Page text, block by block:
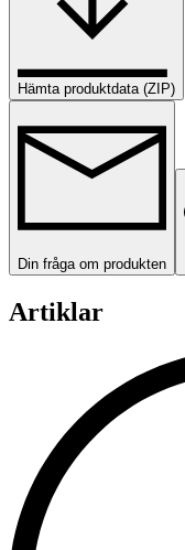
Hämta produktdata (ZIP)
Din fråga om produkten
Artiklar